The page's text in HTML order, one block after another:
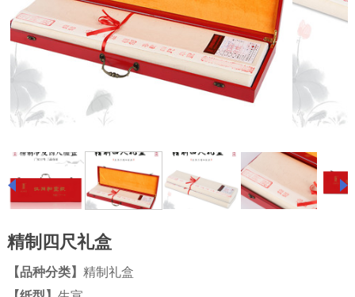
精制四尺礼盒
【品种分类】 精制礼盒